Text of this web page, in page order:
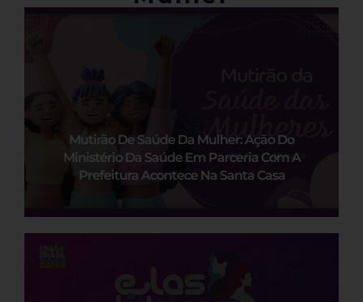
Mutirão De Saúde Da Mulher: Ação Do
Ministério Da Saúde Em Parceria Com A
Prefeitura Acontece Na Santa Casa